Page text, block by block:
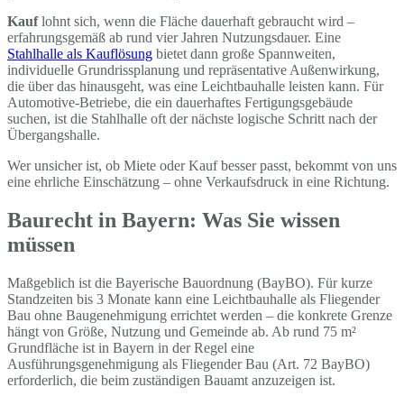
Kauflohnt sich, wenn die Fläche dauerhaft gebraucht wird –
erfahrungsgemäß ab rund vier Jahren Nutzungsdauer. Eine
Stahlhalle als Kauflösung bietet dann große Spannweiten,
individuelle Grundrissplanung und repräsentative Außenwirkung,
die über das hinausgeht, was eine Leichtbauhalle leisten kann. Für
Automotive-Betriebe, die ein dauerhaftes Fertigungsgebäude
suchen, ist die Stahlhalle oft der nächste logische Schritt nach der
Übergangshalle.
Wer unsicher ist, ob Miete oder Kauf besser passt, bekommt von uns
eine ehrliche Einschätzung – ohne Verkaufsdruck in eine Richtung.
Baurecht in Bayern: Was Sie wissen
müssen
Maßgeblich ist die Bayerische Bauordnung (BayBO). Für kurze
Standzeiten bis 3 Monate kann eine Leichtbauhalle als Fliegender
Bau ohne Baugenehmigung errichtet werden – die konkrete Grenze
hängt von Größe, Nutzung und Gemeinde ab. Ab rund 75 m²
Grundfläche ist in Bayern in der Regel eine
Ausführungsgenehmigung als Fliegender Bau (Art. 72 BayBO)
erforderlich, die beim zuständigen Bauamt anzuzeigen ist.